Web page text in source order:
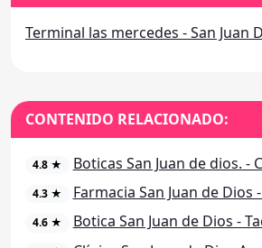
Terminal las mercedes - San Juan
CONTENIDO RELACIONADO:
4.8 ★ Boticas San Juan de dios. -
4.3 ★ Farmacia San Juan de Dios -
4.6 ★ Botica San Juan de Dios -